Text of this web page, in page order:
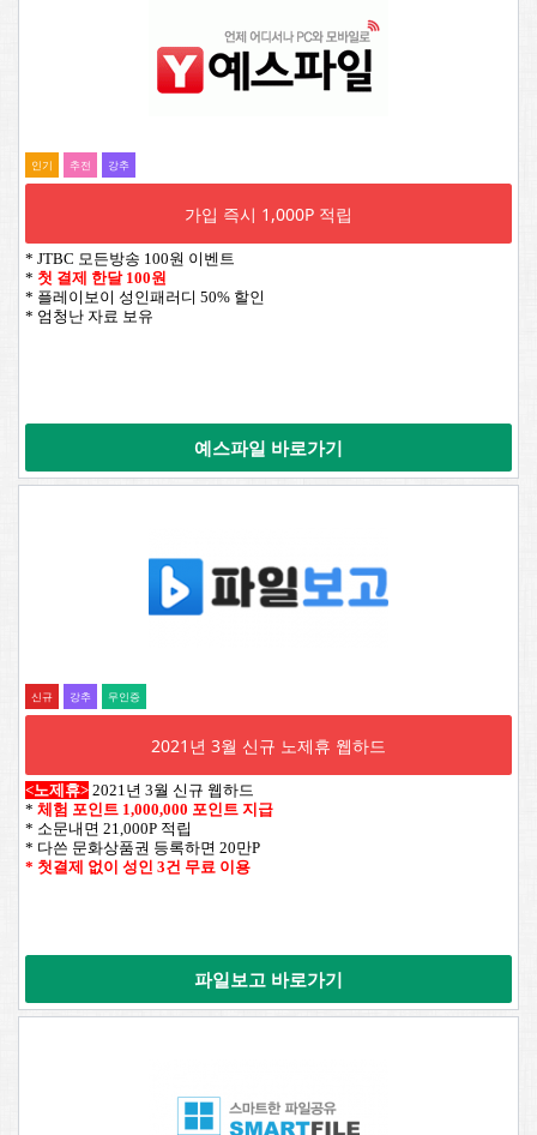
인기 추전 강추
가입 즉시 1,000P 적립
* JTBC 모든방송 100원 이벤트
* 첫 결제 한달 100원
* 플레이보이 성인패러디 50% 할인
* 엄청난 자료 보유
예스파일 바로가기
신규 강추 무인증
2021년 3월 신규 노제휴 웹하드
<노제휴> 2021년 3월 신규 웹하드
* 체험 포인트 1,000,000 포인트 지급
* 소문내면 21,000P 적립
* 다쓴 문화상품권 등록하면 20만P
* 첫결제 없이 성인 3건 무료 이용
파일보고 바로가기